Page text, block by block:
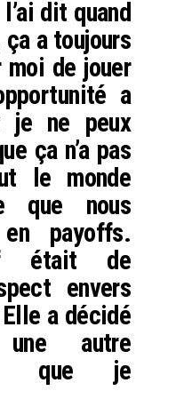
dit quand
a toujours
moi de jouer
a
je ne peux
ça n’a pas
le monde
que nous
payoffs.
était de
envers
a décidé
autre
que je